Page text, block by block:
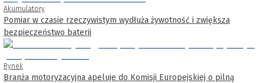
Akumulatory
Pomiar w czasie rzeczywistym wydłuża żywotność i zwiększa
bezpieczeństwo baterii
Rynek
Branża motoryzacyjna apeluje do Komisji Europejskiej o pilną